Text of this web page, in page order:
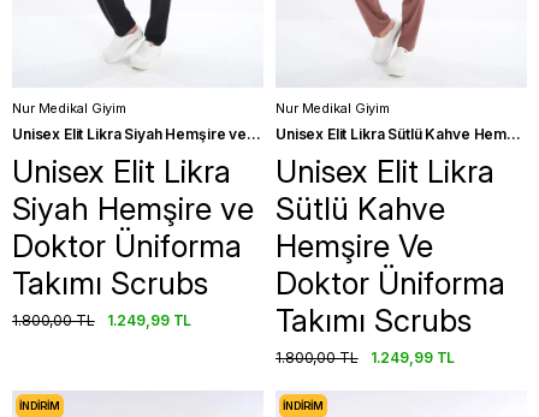
Nur Medikal Giyim
Unisex Elit Likra Siyah Hemşire ve Doktor Üniforma Takımı Scrubs
Unisex Elit Likra
Siyah Hemşire ve
Doktor Üniforma
Takımı Scrubs
1.249,99 TL
1.800,00 TL
Nur Medikal Giyim
Unisex Elit Likra Sütlü Kahve Hemşire Ve Doktor Üniforma Takımı Scrubs
Unisex Elit Likra
Sütlü Kahve
Hemşire Ve
Doktor Üniforma
Takımı Scrubs
1.249,99 TL
1.800,00 TL
İNDIRIM İNDIRIM